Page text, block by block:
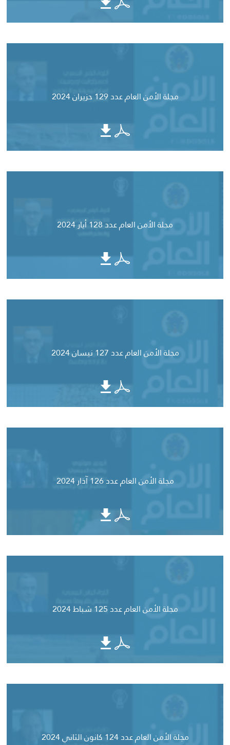
مجلة الأمن العام عدد 129 حزيران 2024
مجلة الأمن العام عدد 128 أيار 2024
مجلة الأمن العام عدد 127 نيسان 2024
مجلة الأمن العام عدد 126 آذار 2024
مجلة الأمن العام عدد 125 شباط 2024
مجلة الأمن العام عدد 124 كانون الثاني 2024